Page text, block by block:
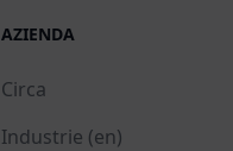
AZIENDA
Circa
Industrie (en)